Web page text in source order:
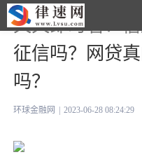
天天即时看！
征信吗？网贷
吗？
环球金融网 2023-06-28 08:24:29